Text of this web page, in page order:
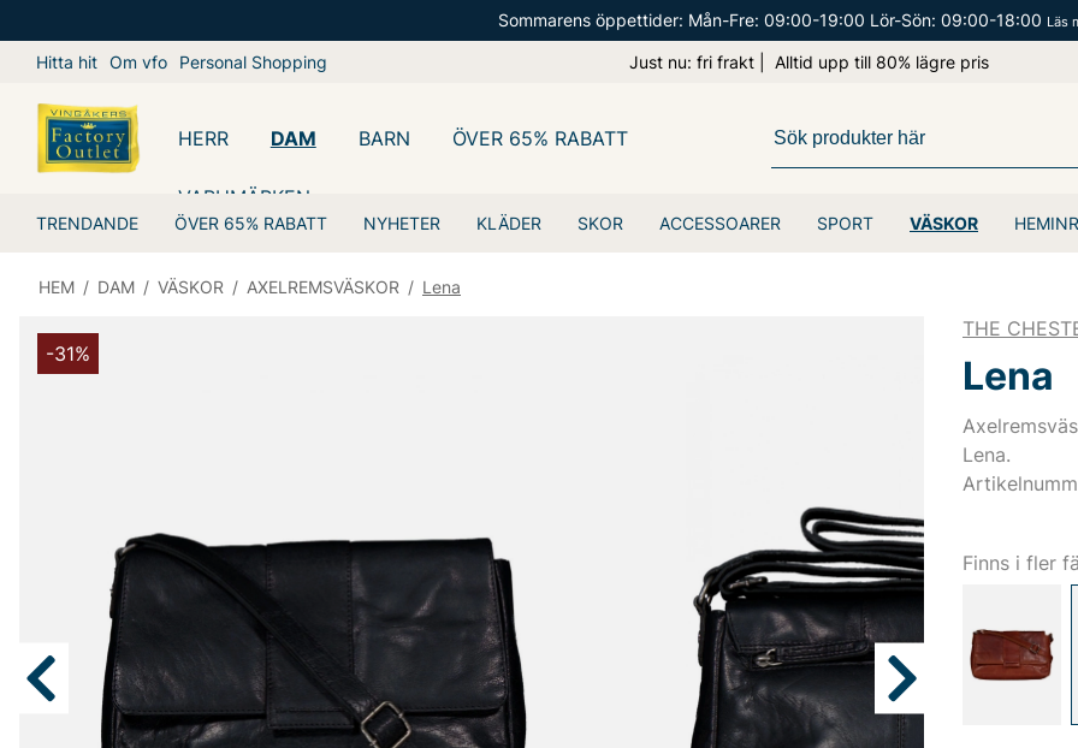
Sommarens öppettider: Mån-Fre: 09:00-19:00 Lör-Sön: 09:00-18:00 Läs
Hitta hit Om vfo Personal Shopping Just nu: fri frakt | Alltid upp till 80% lägre pris
HERR DAM
TRENDANDE ÖVER 65% RABATT NYHETER KLÄDER SKOR ACCESSOARER SPORT VÄSKOR
BARN ÖVER 65% RABATT
VARUMÄRKEN
HEM / DAM / VÄSKOR / AXELREMSVÄSKOR / Lena
-31%
THE
Lena
Lena.
Finns i fler